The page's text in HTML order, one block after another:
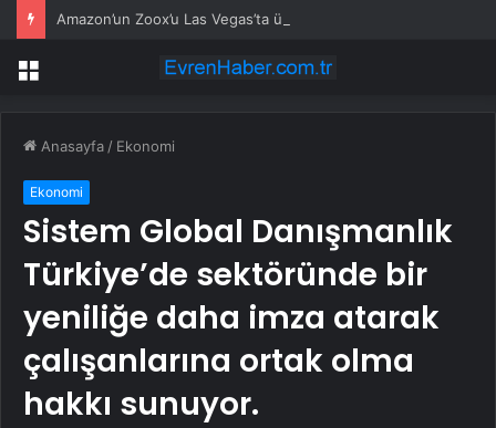
Amazon’un Zoox’u Las Vegas’ta ücretli taşımaya başlıyor
Menü
Anasayfa / Ekonomi
Ekonomi
Sistem Global Danışmanlık
Türkiye’de sektöründe bir
yeniliğe daha imza atarak
çalışanlarına ortak olma
hakkı sunuyor.